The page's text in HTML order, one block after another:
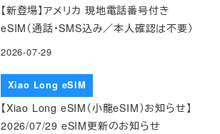
【新登場】アメリカ 現地電話番号付き
eSIM（通話・SMS込み／本人確認は不要）
2026-07-29
Xiao Long eSIM
【Xiao Long eSIM（小龍eSIM）お知らせ】
2026/07/29 eSIM更新のお知らせ